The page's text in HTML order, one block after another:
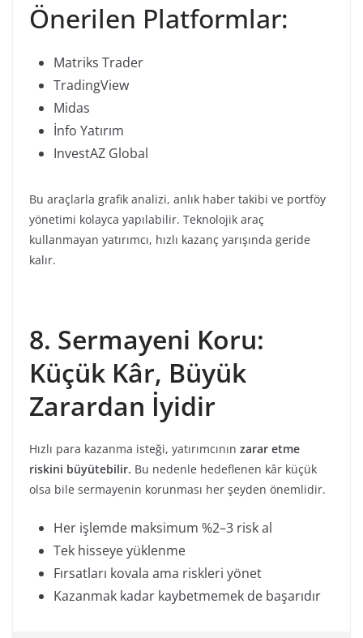
Önerilen Platformlar:
Matriks Trader
TradingView
Midas
İnfo Yatırım
InvestAZ Global
Bu araçlarla grafik analizi, anlık haber takibi ve portföy
yönetimi kolayca yapılabilir. Teknolojik araç
kullanmayan yatırımcı, hızlı kazanç yarışında geride
kalır.
8. Sermayeni Koru:
Küçük Kâr, Büyük
Zarardan İyidir
Hızlı para kazanma isteği, yatırımcının zarar etme
riskini büyütebilir. Bu nedenle hedeflenen kâr küçük
olsa bile sermayenin korunması her şeyden önemlidir.
Her işlemde maksimum %2–3 risk al
Tek hisseye yüklenme
Fırsatları kovala ama riskleri yönet
Kazanmak kadar kaybetmemek de başarıdır